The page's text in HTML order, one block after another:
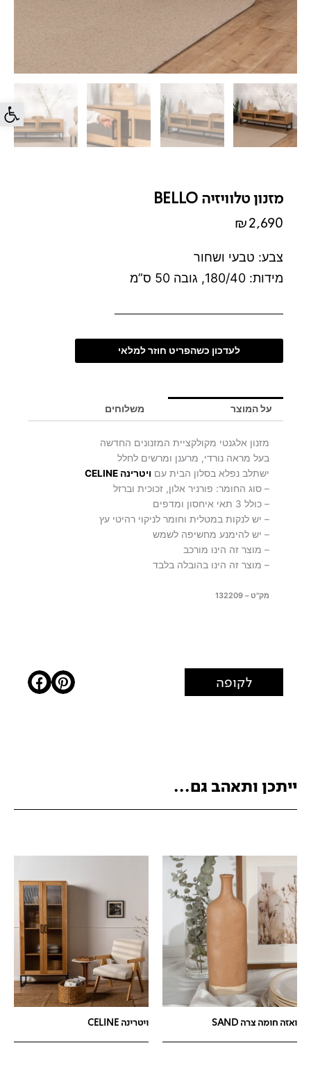
פתח
מזנון טלוויזיה BELLO
₪2,690
צבע: טבעי ושחור
מידות: 180/40, גובה 50 ס”מ
לעדכון כשהפריט חוזר למלאי
על המוצר משלוחים
מזנון אלגנטי מקולקציית המזנונים החדשה
בעל מראה נורדי, מרענן ומרשים לחלל
ישתלב נפלא בסלון הבית עם ויטרינה CELINE
– סוג החומר: פורניר אלון, זכוכית וברזל
– כולל 3 תאי איחסון ומדפים
– יש לנקות במטלית וחומר לניקוי רהיטי עץ
– יש להימנע מחשיפה לשמש
– מוצר זה הינו מורכב
– מוצר זה הינו בהובלה בלבד
מק"ט – 132209
לקופה
ייתכן ותאהב גם...
ואזה חומה צרה SAND ויטרינה CELINE